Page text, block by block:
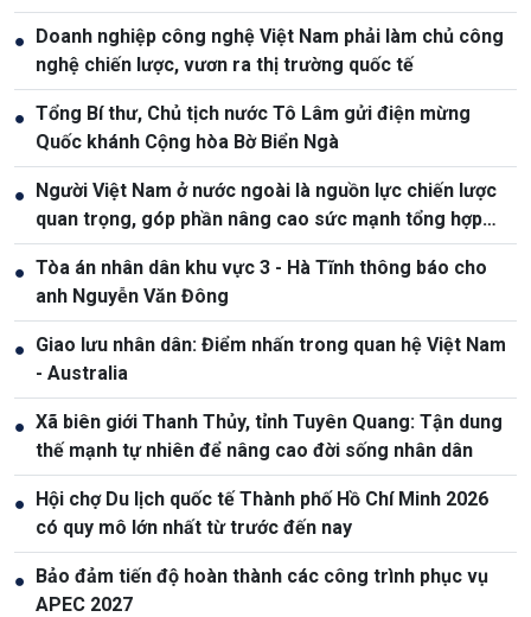
● Doanh nghiệp công nghệ Việt Nam phải làm chủ công
nghệ chiến lược, vươn ra thị trường quốc tế
● Tổng Bí thư, Chủ tịch nước Tô Lâm gửi điện mừng
Quốc khánh Cộng hòa Bờ Biển Ngà
● Người Việt Nam ở nước ngoài là nguồn lực chiến lược
quan trọng, góp phần nâng cao sức mạnh tổng hợp
quốc gia
● Tòa án nhân dân khu vực 3 - Hà Tĩnh thông báo cho
anh Nguyễn Văn Đông
● Giao lưu nhân dân: Điểm nhấn trong quan hệ Việt Nam
- Australia
● Xã biên giới Thanh Thủy, tỉnh Tuyên Quang: Tận dung
thế mạnh tự nhiên để nâng cao đời sống nhân dân
● Hội chợ Du lịch quốc tế Thành phố Hồ Chí Minh 2026
có quy mô lớn nhất từ trước đến nay
● Bảo đảm tiến độ hoàn thành các công trình phục vụ
APEC 2027